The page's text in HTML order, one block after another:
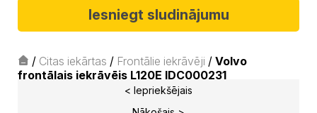
Iesniegt sludinājumu
/ Citas iekārtas / Frontālie iekrāvēji / Volvo
frontālais iekrāvējs L120E IDC000231
< Iepriekšējais